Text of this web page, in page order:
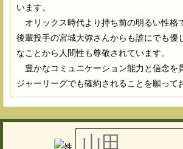
います。
オリックス時代より持ち前の明るい性格
後輩投手の宮城大弥さんからも誰にでも優
なことから人間性も尊敬されています。
豊かなコミュニケーション能力と信念を
ジャーリーグでも確約されることを願って